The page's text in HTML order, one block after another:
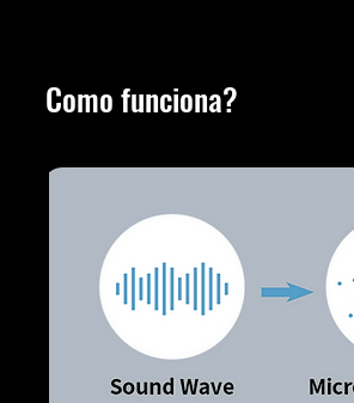
Como funciona?